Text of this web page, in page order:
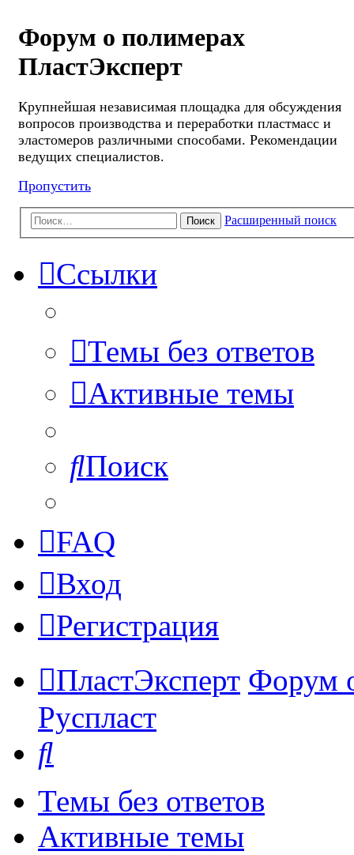
Форум о полимерах
ПластЭксперт
Крупнейшая независимая площадка для обсуждения
вопросов производства и переработки пластмасс и
эластомеров различными способами. Рекомендации
ведущих специалистов.
Пропустить
Поиск Расширенный поиск
Ссылки
Темы без ответов
Активные темы
Поиск
FAQ
Вход
Регистрация
ПластЭксперт Форум
Руспласт
Темы без ответов
Активные темы